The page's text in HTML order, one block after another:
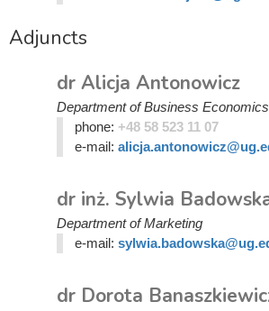
Adjuncts
dr Alicja Antonowicz
Department of Business Economics
phone: +48 58 523 11 07
e-mail:
dr inż. Sylwia
Department of Marketing
e-mail:
dr Dorota